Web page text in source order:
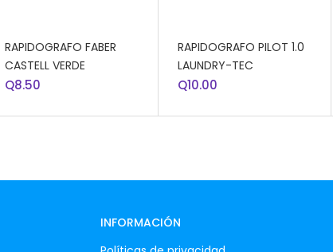
RAPIDOGRAFO FABER
CASTELL VERDE
Q8.50
RAPIDOGRAFO PILOT 1.0
LAUNDRY-TEC
Q10.00
INFORMACIÓN